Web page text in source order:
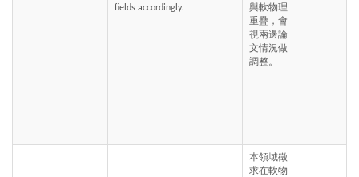
fields accordingly.
與軟物理
重疊，會
視兩邊論
文情況做
調整。
本領域徵
求在軟物